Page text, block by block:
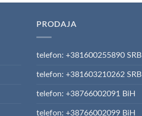
PRODAJA
telefon: +381600255890 SRB
telefon: +381603210262 SRB
telefon: +38766002091 BiH
telefon: +38766002099 BiH